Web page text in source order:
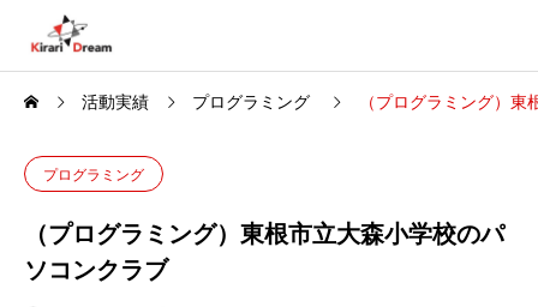
活動実績 プログラミング （プログラミング）
プログラミング
（プログラミング）東根市立大森小学校のパ
ソコンクラブ